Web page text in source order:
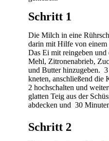
Schritt 1
Die Milch in eine
darin mit Hilfe von einem
Das Ei mit reingeben und
Mehl, Zitronenabrieb,
und Butter hinzugeben.
kneten, anschließend die
2 hochschalten und
glatten Teig aus der
abdecken und 30
Schritt 2